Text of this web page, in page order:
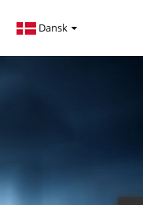
Dansk